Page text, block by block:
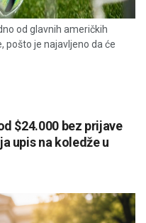
od glavnih američkih
pošto je najavljeno da će
$24.000 bez prijave
upis na koledže u